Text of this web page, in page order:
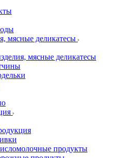
мясные деликатесы
мясные деликатесы
продукты